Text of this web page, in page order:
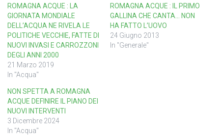
ROMAGNA ACQUE : LA
GIORNATA MONDIALE
DELL’ACQUA NE RIVELA LE
POLITICHE VECCHIE, FATTE DI
NUOVI INVASI E CARROZZONI
DEGLI ANNI 2000
21 Marzo 2019
In "Acqua"
ROMAGNA ACQUE : IL PRIMO
GALLINA CHE CANTA… NON
HA FATTO L’UOVO
24 Giugno 2013
In "Generale"
NON SPETTA A ROMAGNA
ACQUE DEFINIRE IL PIANO DEI
NUOVI INTERVENTI
3 Dicembre 2024
In "Acqua"